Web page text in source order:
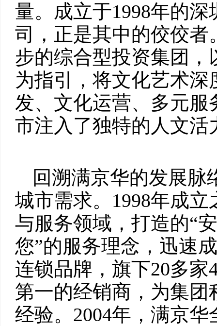
量。成立于1998年的
司，正是其中的佼佼
步的综合型投资集团，
为指引，将文化艺术
发、文化运营、多元
市注入了独特的人文活
回溯满京华的发展脉
城市需求。1998年成
与服务领域，打造的“
您”的服务理念，迅速
连锁品牌，旗下20多
第一的经销商，为集
经验。2004年，满京